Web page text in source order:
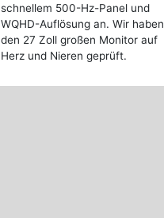
schnellem 500-Hz-Panel und
WQHD-Auflösung an. Wir haben
den 27 Zoll großen Monitor auf
Herz und Nieren geprüft.